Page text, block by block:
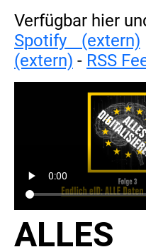
Verfügbar hier
Spotify (extern)
(extern) - RSS
ALLES